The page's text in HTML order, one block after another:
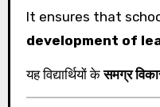
It ensures that
development of
यह विद्यार्थियों केसमग्र